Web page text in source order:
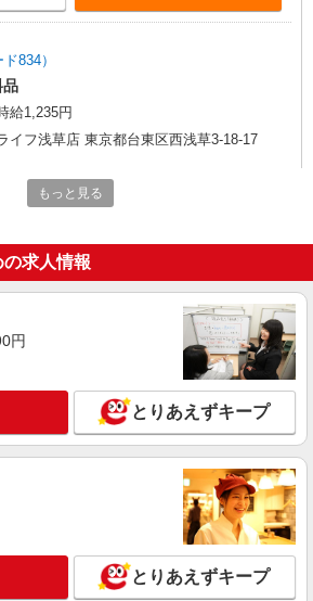
834）
品
給1,235円
イフ浅草店 東京都台東区西浅草3-18-17
834）
イフ浅草店 東京都台東区西浅草3-18-17
詳細を見る
ード617）
時給1,235円以上 日曜・祝日は時給+100円
ライフ新御徒町店 東京都台東区小島2-8-7
詳細を見る
もっと見る
求人情報
円
とりあえずキープ
とりあえずキープ